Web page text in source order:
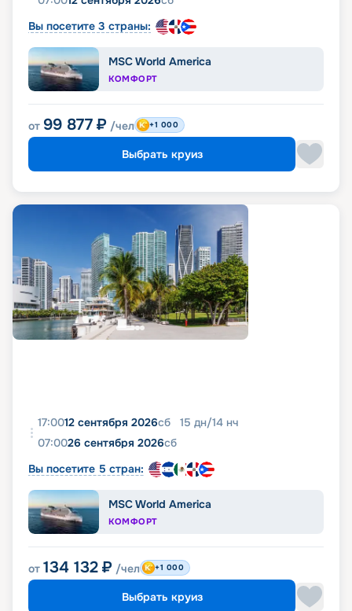
Вы посетите 3 страны:
MSC World America
КОМФОРТ
от 99 877 ₽ /чел +1 000
Выбрать круиз
17:0012 сентября 2026сб 15 дн/14 нч
07:0026 сентября 2026сб
Вы посетите 5 стран:
MSC World America
КОМФОРТ
от 134 132 ₽ /чел +1 000
Выбрать круиз